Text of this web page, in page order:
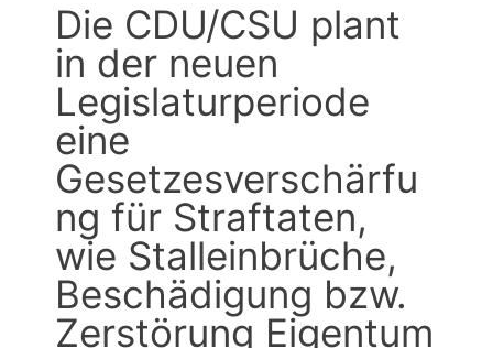
Die CDU/CSU plant
in der neuen
Legislaturperiode
eine
Gesetzesverschärfu
ng für Straftaten,
wie Stalleinbrüche,
Beschädigung bzw.
Zerstörung Eigentum